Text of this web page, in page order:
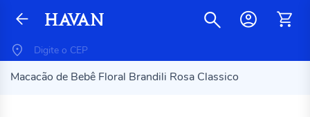
Macacão de Bebê Floral Brandili Rosa Classico